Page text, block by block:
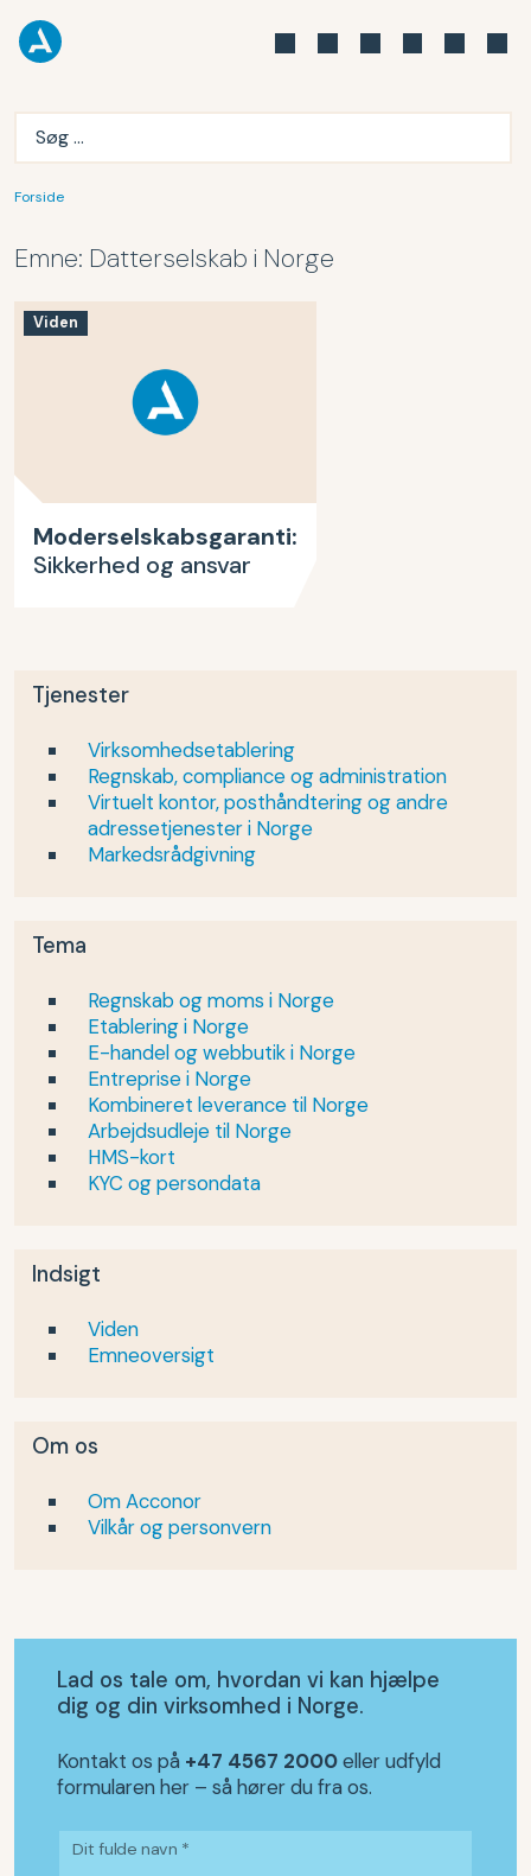
Forside
Emne: Datterselskab i Norge
Moderselskabsgaranti:
Sikkerhed og ansvar
Viden
Tjenester
Virksomhedsetablering
Regnskab, compliance og administration
Virtuelt kontor, posthåndtering og andre
adressetjenester i Norge
Markedsrådgivning
Tema
Regnskab og moms i Norge
Etablering i Norge
E-handel og webbutik i Norge
Entreprise i Norge
Kombineret leverance til Norge
Arbejdsudleje til Norge
HMS-kort
KYC og persondata
Indsigt
Viden
Emneoversigt
Om os
Om Acconor
Vilkår og personvern
Lad os tale om, hvordan vi kan hjælpe
dig og din virksomhed i Norge.
Kontakt os på +47 4567 2000eller udfyld
formularen her – så hører du fra os.
Dit fulde navn *